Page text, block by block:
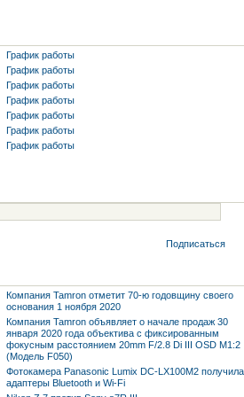
График работы
График работы
График работы
График работы
График работы
График работы
График работы
Подписаться
Компания Tamron отметит 70-ю годовщину своего
основания 1 ноября 2020
Компания Tamron объявляет о начале продаж 30
января 2020 года объектива с фиксированным
фокусным расстоянием 20mm F/2.8 Di III OSD M1:2
(Модель F050)
Фотокамера Panasonic Lumix DC-LX100M2 получила
адаптеры Bluetooth и Wi-Fi